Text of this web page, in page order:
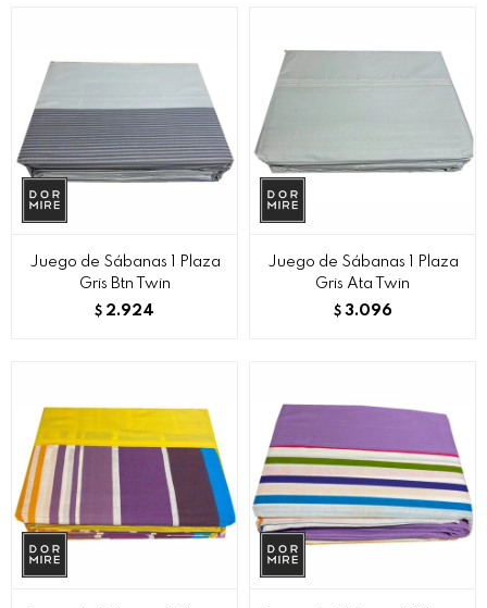
Juego de Sábanas 1 Plaza
Gris Btn Twin
$ 2.924
Juego de Sábanas 1 Plaza
Gris Ata Twin
$ 3.096